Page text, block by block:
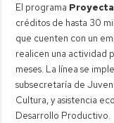
El programa
créditos de hasta 30
que cuenten con un
realicen una actividad
meses. La línea se
subsecretaría de
Cultura, y asistencia
Desarrollo Productivo.